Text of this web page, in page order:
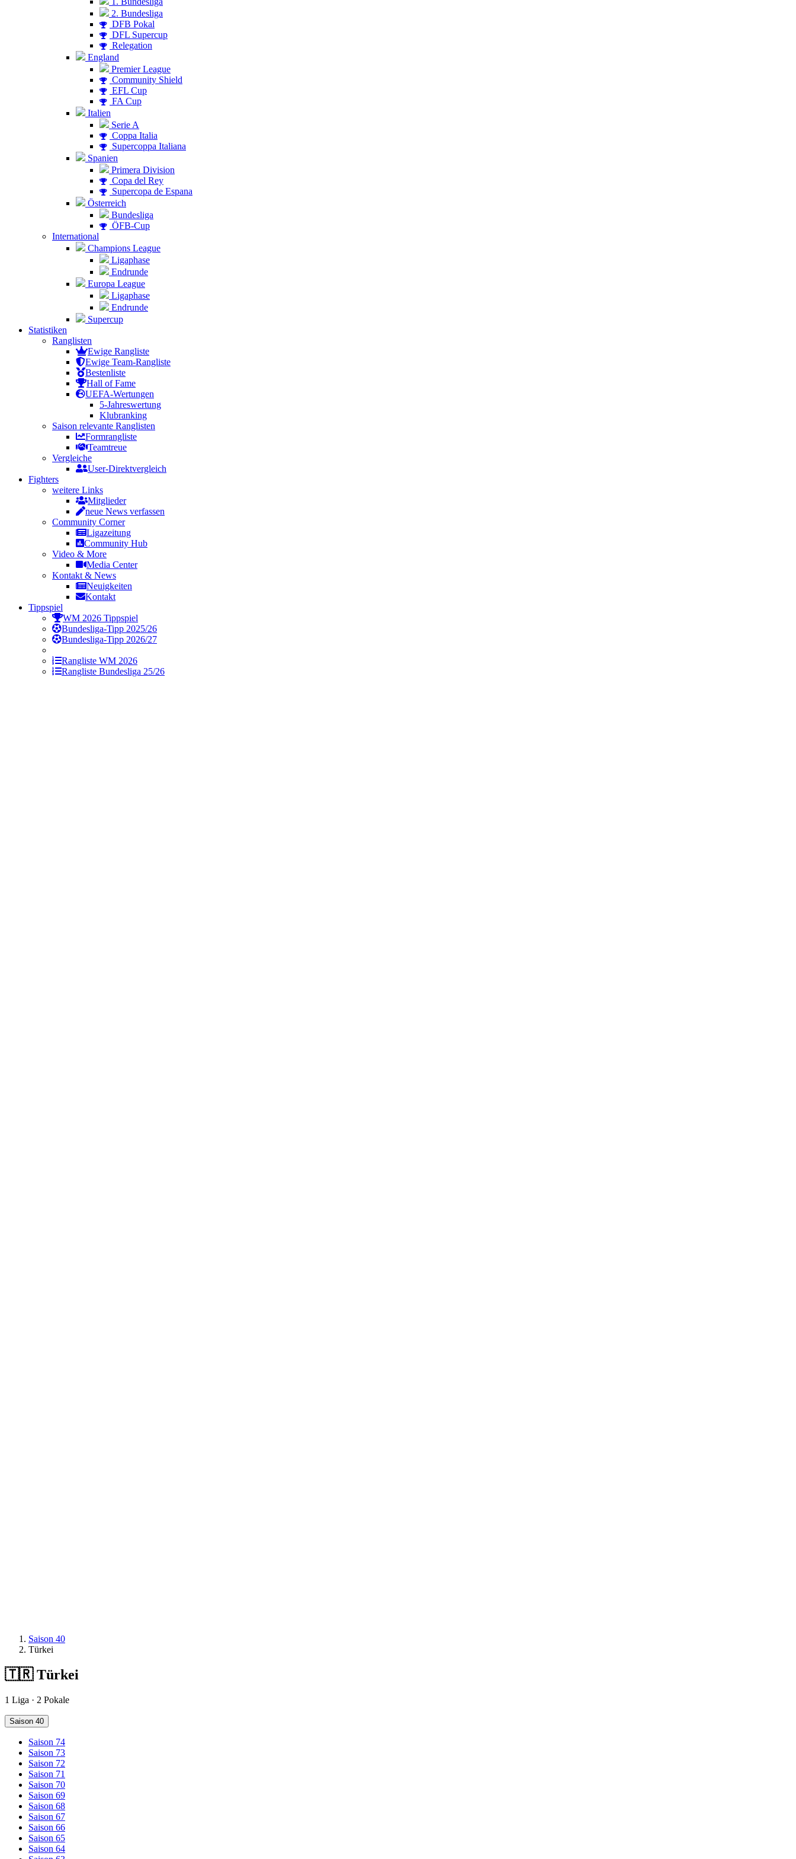
2. Bundesliga
DFB Pokal
DFL Supercup
Relegation
England
Premier League
Community Shield
EFL Cup
FA Cup
Italien
Serie A
Coppa Italia
Supercoppa Italiana
Spanien
Primera Division
Copa del Rey
Supercopa de Espana
Österreich
Bundesliga
ÖFB-Cup
International
Champions League
Ligaphase
Endrunde
Europa League
Ligaphase
Endrunde
Supercup
Statistiken
Ranglisten
Ewige Rangliste
Ewige Team-Rangliste
Bestenliste
Hall of Fame
UEFA-Wertungen
5-Jahreswertung
Klubranking
Saison relevante Ranglisten
Formrangliste
Teamtreue
Vergleiche
User-Direktvergleich
Fighters
weitere Links
Mitglieder
neue News verfassen
Community Corner
Ligazeitung
Community Hub
Video & More
Media Center
Kontakt & News
Neuigkeiten
Kontakt
Tippspiel
WM 2026 Tippspiel
Bundesliga-Tipp 2025/26
Bundesliga-Tipp 2026/27
Rangliste WM 2026
Rangliste Bundesliga 25/26
Saison 40
Türkei
🇹🇷 Türkei
1 Liga · 2 Pokale
Saison 40
Saison 74
Saison 73
Saison 72
Saison 71
Saison 70
Saison 69
Saison 68
Saison 67
Saison 66
Saison 65
Saison 64